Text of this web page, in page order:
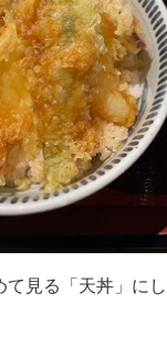
て見る「天丼」に